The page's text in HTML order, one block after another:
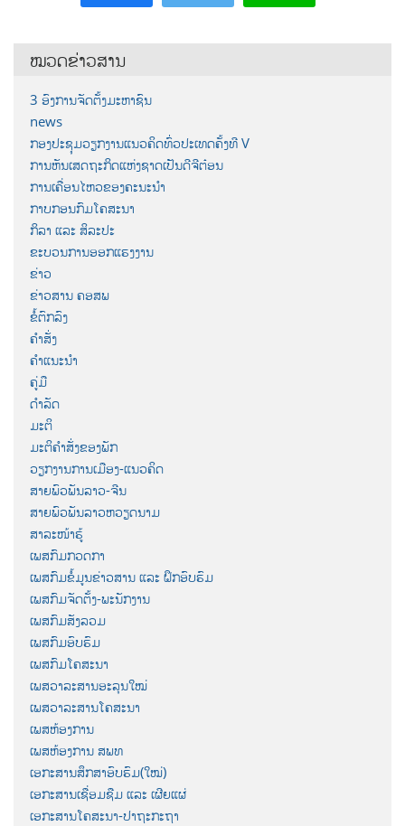
ໝວດຂ່າວສານ
3 ອົງການຈັດຕັ້ງມະຫາຊົນ
news
ກອງປະຊຸມວຽກງານແນວຄິດທົ່ວປະເທດຄັ້ງທີ V
ການຫັນເສດຖະກິດແຫ່ງຊາດເປັນດີຈີຕ໋ອນ
ການເຄື່ອນໄຫວຂອງຄະນະນຳ
ກາບກອນກົມໂຄສະນາ
ກິລາ ແລະ ສິລະປະ
ຂະບວນການອອກແຮງງານ
ຂ່າວ
ຂ່າວສານ ຄອສພ
ຂໍ້ຕົກລົງ
ຄຳສັ່ງ
ຄຳແນະນຳ
ຄູ່ມື
ດຳລັດ
ມະຕິ
ມະຕິຄຳສັ່ງຂອງພັກ
ວຽກງານການເມືອງ-ແນວຄິດ
ສາຍພົວພັນລາວ-ຈີນ
ສາຍພົວພັນລາວຫວຽດນາມ
ສາລະໜ້າຮູ້
ເພສກົມກວດກາ
ເພສກົມຂໍ້ມູນຂ່າວສານ ແລະ ຝຶກອົບຮົມ
ເພສກົມຈັດຕັ້ງ-ພະນັກງານ
ເພສກົມສັງລວມ
ເພສກົມອົບຮົມ
ເພສກົມໂຄສະນາ
ເພສວາລະສານອະລຸນໃໝ່
ເພສວາລະສານໂຄສະນາ
ເພສຫ້ອງການ
ເພສຫ້ອງການ ສພທ
ເອກະສານສຶກສາອົບຮົມ(ໃໝ່)
ເອກະສານເຊື່ອມຊືມ ແລະ ເຜີຍແຜ່
ເອກະສານໂຄສະນາ-ປາຖະກະຖາ